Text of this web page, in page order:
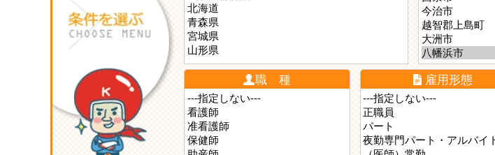
職 種 雇用形態